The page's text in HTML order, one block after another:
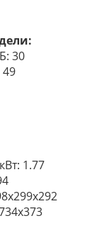
30
1.77